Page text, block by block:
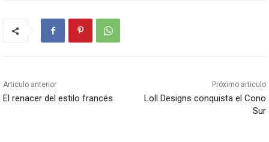
Articulo anterior
El renacer del estilo francés
Próximo articulo
Loll Designs conquista el Cono
Sur